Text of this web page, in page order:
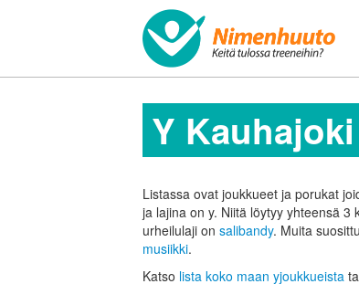
Y Kauhajoki
Listassa ovat joukkueet ja porukat
ja lajina on y. Niitä löytyy yhteensä 3
urheilulaji on salibandy. Muita
musiikki.
Katso lista koko maan yjoukkueista